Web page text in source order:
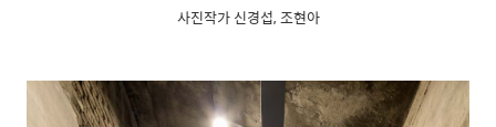
사진작가 신경섭, 조현아